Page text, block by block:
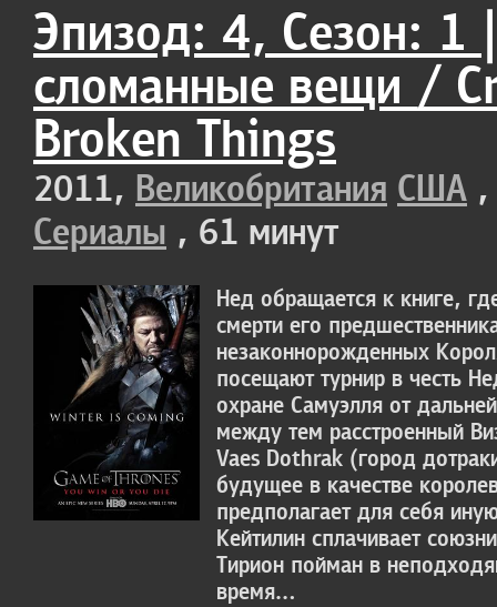
Эпизод: 4, Сезон: 1
сломанные вещи /
Broken Things
2011, Великобритания США
Сериалы , 61 минут
Нед обращается к книге,
смерти его
незаконнорожденных
посещают турнир в честь
охране Самуэлля от
между тем расстроенный
Vaes Dothrak (город
будущее в качестве
предполагает для себя
Кейтилин сплачивает
Тирион пойман в
время…